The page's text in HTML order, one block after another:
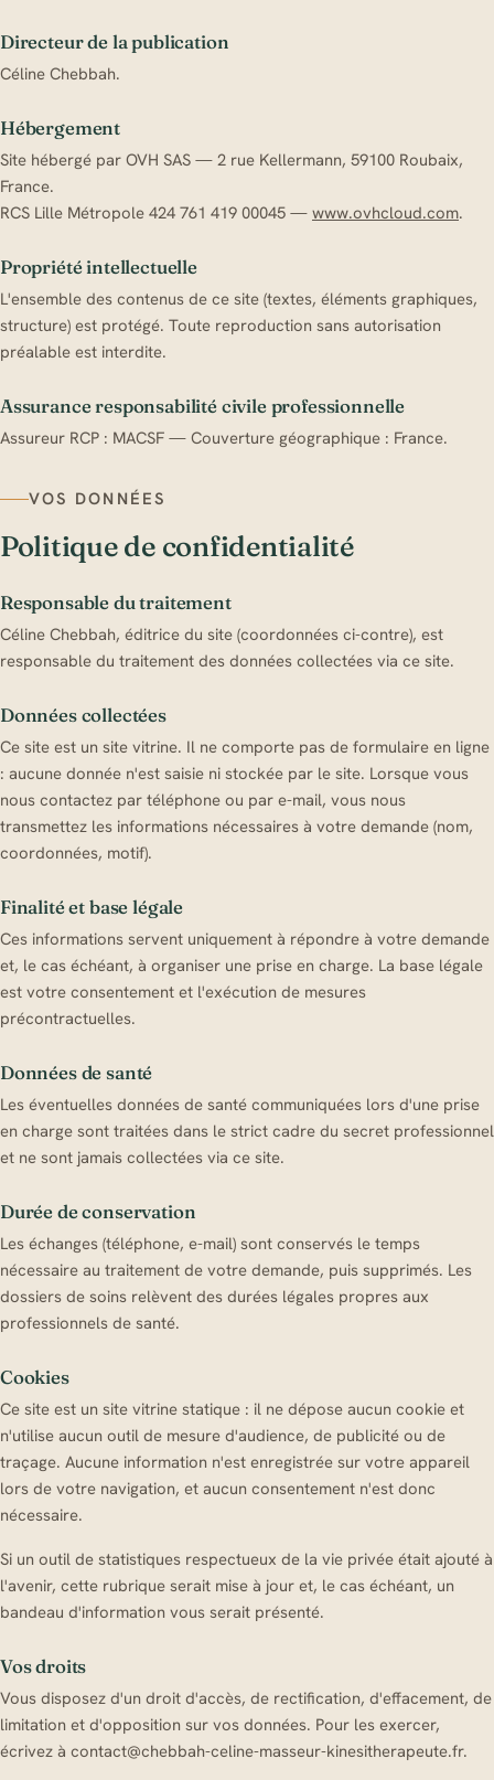
Directeur de la publication
Céline Chebbah.
Hébergement
Site hébergé par OVH SAS — 2 rue Kellermann, 59100 Roubaix,
France.
RCS Lille Métropole 424 761 419 00045 — www.ovhcloud.com.
Propriété intellectuelle
L'ensemble des contenus de ce site (textes, éléments graphiques,
structure) est protégé. Toute reproduction sans autorisation
préalable est interdite.
Assurance responsabilité civile professionnelle
Assureur RCP : MACSF — Couverture géographique : France.
VOS DONNÉES
Politique de confidentialité
Responsable du traitement
Céline Chebbah, éditrice du site (coordonnées ci-contre), est
responsable du traitement des données collectées via ce site.
Données collectées
Ce site est un site vitrine. Il ne comporte pas de formulaire en ligne
: aucune donnée n'est saisie ni stockée par le site. Lorsque vous
nous contactez par téléphone ou par e-mail, vous nous
transmettez les informations nécessaires à votre demande (nom,
coordonnées, motif).
Finalité et base légale
Ces informations servent uniquement à répondre à votre demande
et, le cas échéant, à organiser une prise en charge. La base légale
est votre consentement et l'exécution de mesures
précontractuelles.
Données de santé
Les éventuelles données de santé communiquées lors d'une prise
en charge sont traitées dans le strict cadre du secret professionnel
et ne sont jamais collectées via ce site.
Durée de conservation
Les échanges (téléphone, e-mail) sont conservés le temps
nécessaire au traitement de votre demande, puis supprimés. Les
dossiers de soins relèvent des durées légales propres aux
professionnels de santé.
Cookies
Ce site est un site vitrine statique : il ne dépose aucun cookie et
n'utilise aucun outil de mesure d'audience, de publicité ou de
traçage. Aucune information n'est enregistrée sur votre appareil
lors de votre navigation, et aucun consentement n'est donc
nécessaire.
Si un outil de statistiques respectueux de la vie privée était ajouté à
l'avenir, cette rubrique serait mise à jour et, le cas échéant, un
bandeau d'information vous serait présenté.
Vos droits
Vous disposez d'un droit d'accès, de rectification, d'effacement, de
limitation et d'opposition sur vos données. Pour les exercer,
écrivez à contact@chebbah-celine-masseur-kinesitherapeute.fr.